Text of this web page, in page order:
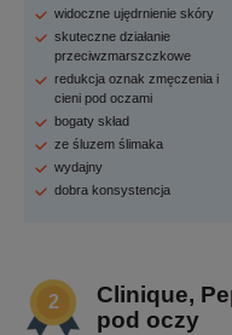
widoczne ujędrnienie skóry
skuteczne działanie
przeciwzmarszczkowe
redukcja oznak zmęczenia i
cieni pod oczami
bogaty skład
ze śluzem ślimaka
wydajny
dobra konsystencja
Clinique,
pod oczy